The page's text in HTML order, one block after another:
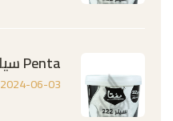
Penta سيلر 222
2024-06-03